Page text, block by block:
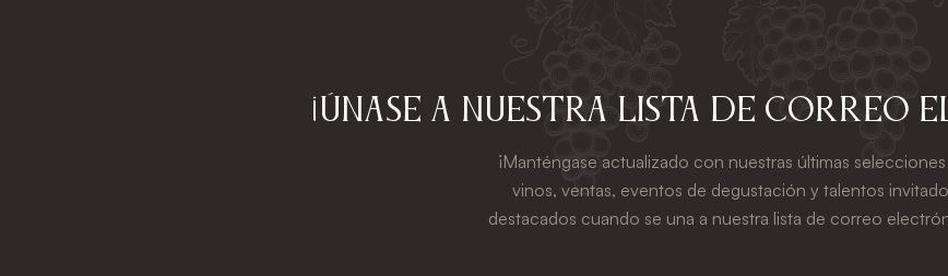
¡Únase a nuestra lista de correo
¡Manténgase actualizado con nuestras últimas
vinos, ventas, eventos de degustación y talentos
destacados cuando se una a nuestra lista de correo